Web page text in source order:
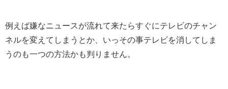
例えば嫌なニュースが流れて来たらすぐにテレビのチャン
ネルを変えてしまうとか、いっその事テレビを消してしま
うのも一つの方法かも判りません。